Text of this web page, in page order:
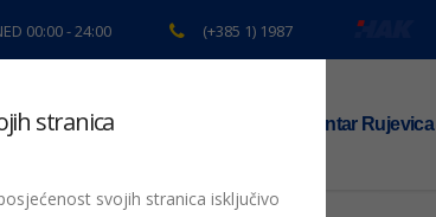
00:00 - 24:00 (+385 1) 1987
Preventiva TS centar Rujevica
stranica
svojih stranica isključivo